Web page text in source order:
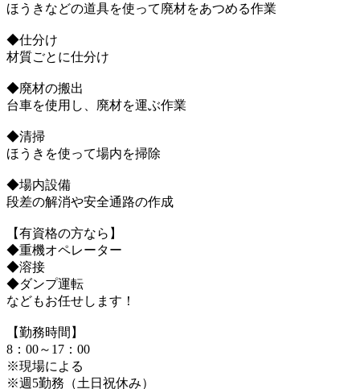
ほうきなどの道具を使って廃材をあつめる作業
◆仕分け
材質ごとに仕分け
◆廃材の搬出
台車を使用し、廃材を運ぶ作業
◆清掃
ほうきを使って場内を掃除
◆場内設備
段差の解消や安全通路の作成
【有資格の方なら】
◆重機オペレーター
◆溶接
◆ダンプ運転
などもお任せします！
【勤務時間】
8：00～17：00
※現場による
※週5勤務（土日祝休み）